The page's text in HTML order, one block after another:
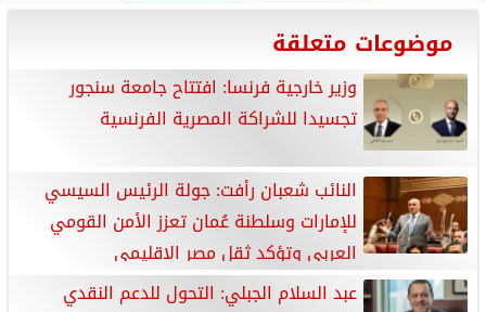
موضوعات متعلقة
وزير خارجية فرنسا: افتتاح جامعة سنجور
تجسيدا للشراكة المصرية الفرنسية
النائب شعبان رأفت: جولة الرئيس السيسي
للإمارات وسلطنة عُمان تعزز الأمن القومي
العربي وتؤكد ثقل مصر الإقليمي
عبد السلام الجبلي: التحول للدعم النقدي